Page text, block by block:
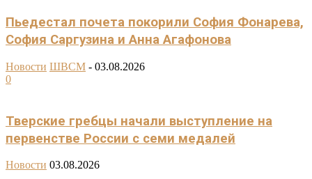
Пьедестал почета покорили София Фонарева,
София Саргузина и Анна Агафонова
Новости ШВСМ - 03.08.2026
0
Тверские гребцы начали выступление на
первенстве России с семи медалей
Новости 03.08.2026